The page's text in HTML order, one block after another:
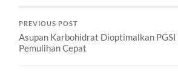
PREVIOUS POST
Asupan Karbohidrat Dioptimalkan PGSI
Pemulihan Cepat